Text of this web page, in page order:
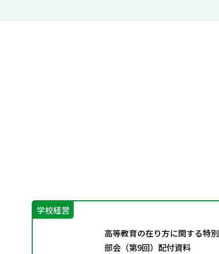
学校経営
高等教育の在り方に関する特別
部会（第9回）配付資料